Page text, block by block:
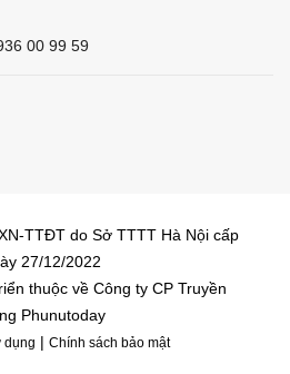
00 99 59
TTĐT do Sở TTTT Hà Nội cấp
27/12/2022
thuộc về Công ty CP Truyền
Phunutoday
dụng | Chính sách bảo mật